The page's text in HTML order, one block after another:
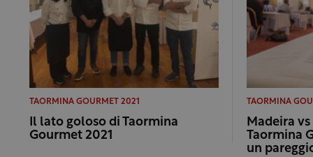
TAORMINA GOURMET 2021
Il lato goloso di Taormina
Gourmet 2021
TAORMINA
Madeira
Taormina
un